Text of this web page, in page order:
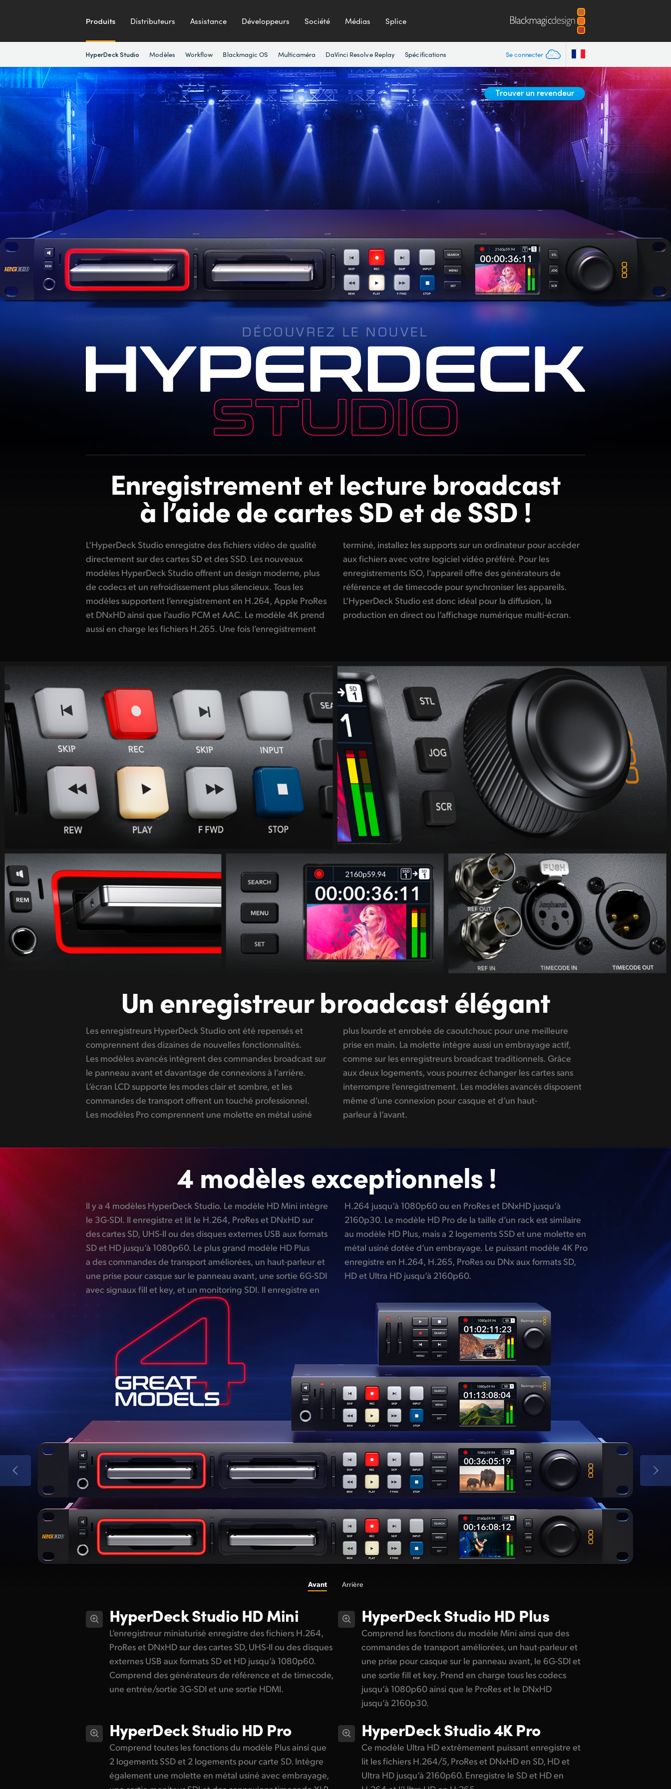
Produits Distributeurs Assistance Développeurs Société Médias Splice
Se connecter
HyperDeck Studio Modèles Workflow Blackmagic OS Multicaméra DaVinci Resolve Replay Spécifications
Trouver un revendeur
DÉCOUVREZ LE NOUVEL
Enregistrement etlecture broadcast
à l’aidede cartes SD et de SSD !
L’HyperDeck Studio enregistre des fichiers vidéo de qualité
directement sur des cartes SD et des SSD. Les nouveaux
modèles HyperDeck Studio offrent un design moderne, plus
de codecs et un refroidissement plus silencieux. Tous les
modèles supportent l’enregistrement en H.264, Apple ProRes
et DNxHD ainsi que l’audio PCM et AAC. Le modèle 4K prend
aussi en charge les fichiers H.265. Une fois l’enregistrement
terminé, installez les supports sur un ordinateur pour accéder
aux fichiers avec votre logiciel vidéo préféré. Pour les
enregistrements ISO, l’appareil offre des générateurs de
référence et de timecode pour synchroniser les appareils.
L’HyperDeck Studio est donc idéal pour la diffusion, la
production en direct ou l’affichage numérique multi-écran.
Un enregistreurbroadcast élégant
Les enregistreurs HyperDeck Studio ont été repensés et
comprennent des dizaines de nouvelles fonctionnalités.
Les modèles avancés intègrent des commandes broadcast sur
le panneau avant et davantage de connexions à l’arrière.
L’écran LCD supporte les modes clair et sombre, et les
commandes de transport offrent un touché professionnel.
Les modèles Pro comprennent une molette en métal usiné
plus lourde et enrobée de caoutchouc pour une meilleure
prise en main. La molette intègre aussi un embrayage actif,
comme sur les enregistreurs broadcast traditionnels. Grâce
aux deux logements, vous pourrez échanger les cartes sans
interrompre l’enregistrement. Les modèles avancés disposent
même d’une connexion pour casque et d’un haut-
parleur à l’avant.
4 modèles exceptionnels !
Il y a 4 modèles HyperDeck Studio. Le modèle HD Mini intègre
le 3G-SDI. Il enregistre et lit le H.264, ProRes et DNxHD sur
des cartes SD, UHS-II ou des disques externes USB aux formats
SD et HD jusqu’à 1080p60. Le plus grand modèle HD Plus
a des commandes de transport améliorées, un haut-parleur et
une prise pour casque sur le panneau avant, une sortie 6G-SDI
avec signaux fill et key, et un monitoring SDI. Il enregistre en
H.264 jusqu’à 1080p60 ou en ProRes et DNxHD jusqu’à
2160p30. Le modèle HD Pro de la taille d’un rack est similaire
au modèle HD Plus, mais a 2 logements SSD et une molette en
métal usiné dotée d’un embrayage. Le puissant modèle 4K Pro
enregistre en H.264, H.265, ProRes ou DNx aux formats SD,
HD et Ultra HD jusqu’à 2160p60.
Avant Arrière
HyperDeckStudio HD Mini
L’enregistreur miniaturisé enregistre des fichiers H.264,
ProRes et DNxHD sur des cartes SD, UHS-II ou des disques
externes USB aux formats SD et HD jusqu’à 1080p60.
Comprend des générateurs de référence et de timecode,
une entrée/sortie 3G-SDI et une sortie HDMI.
HyperDeckStudio HD Plus
Comprend les fonctions du modèle Mini ainsi que des
commandes de transport améliorées, un haut-parleur et
une prise pour casque sur le panneau avant, le 6G-SDI et
une sortie fill et key. Prend en charge tous les codecs
jusqu’à 1080p60 ainsi que le ProRes et le DNxHD
jusqu’à 2160p30.
HyperDeckStudio HD Pro
Comprend toutes les fonctions du modèle Plus ainsi que
2 logements SSD et 2 logements pour carte SD. Intègre
également une molette en métal usiné avec embrayage,
HyperDeckStudio 4K Pro
Ce modèle Ultra HD extrêmement puissant enregistre et
lit les fichiers H.264/5, ProRes et DNxHD en SD, HD et
Ultra HD jusqu’à 2160p60. Enregistre le SD et HD en